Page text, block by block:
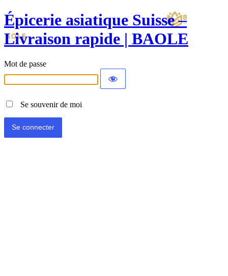
Épicerie asiatique Suisse –
Livraison rapide | BAOLE
Mot de passe
Se souvenir de moi